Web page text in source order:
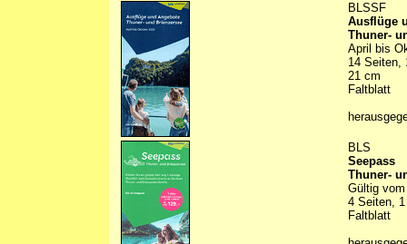
BLSSF
Ausflüge
Thuner-
April bis
14 Seiten,
21 cm
Faltblatt
BLS
Seepass
Thuner-
Gültig
4 Seiten,
Faltblatt